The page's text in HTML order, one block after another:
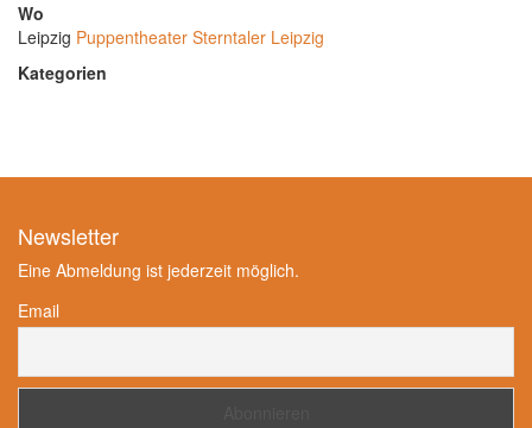
Wo
Leipzig Puppentheater Sterntaler Leipzig
Kategorien
Newsletter
Eine Abmeldung ist jederzeit möglich.
Email